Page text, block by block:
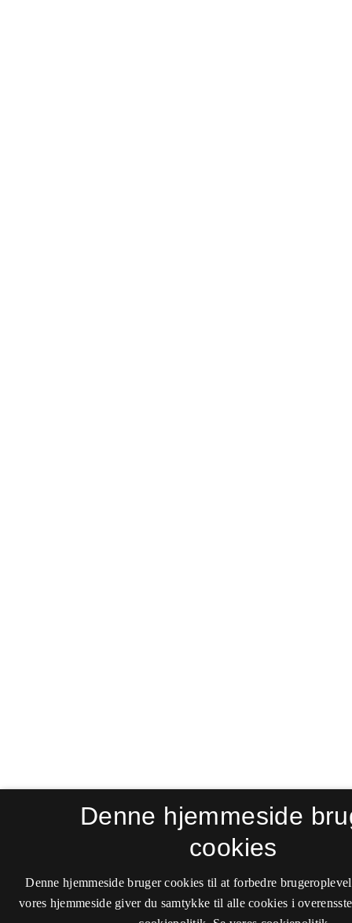
Denne hjemmeside
cookies
Denne hjemmeside bruger cookies til at forbedre
vores hjemmeside giver du samtykke til alle cookies i